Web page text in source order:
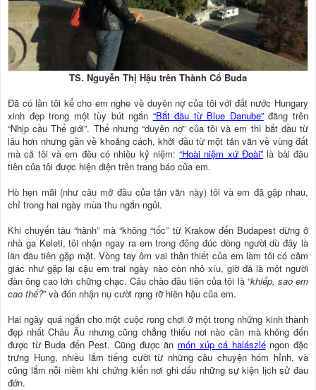
TS. Nguyễn Thị Hậu trên Thành Cổ Buda
Đã có lần tôi kể cho em nghe về duyên nợ của tôi với đất nước Hungary
xinh đẹp trong một tùy bút ngắn “Bắt đầu từ Blue Danube”đăng trên
“Nhịp cầu Thế giới”. Thế nhưng “duyên nợ” của tôi và em thì bắt đầu từ
lâu hơn nhưng gần về khoảng cách, khởi đầu từ một tản văn về vùng đất
mà cả tôi và em đều có nhiều kỷ niệm:“Hoài niệm xứ Đoài” là bài đầu
tiên của tôi được hiện diện trên trang báo của em.
Hò hẹn mãi (như câu mở đầu của tản văn này) tôi và em đã gặp nhau,
chỉ trong hai ngày mùa thu ngắn ngủi.
Khi chuyến tàu “hành” mà “không “tốc” từ Krakow đến Budapest dừng ở
nhà ga Keleti, tôi nhận ngay ra em trong đông đúc dòng người dù đây là
lần đầu tiên gặp mặt. Vòng tay ôm vai thân thiết của em làm tôi có cảm
giác như gặp lại cậu em trai ngày nào còn nhỏ xíu, giờ đã là một người
đàn ông cao lớn chững chạc. Câu chào đầu tiên của tôi là “khiếp, sao em
cao thế?” và đón nhận nụ cười rạng rỡ hiền hậu của em.
Hai ngày quá ngắn cho một cuộc rong chơi ở một trong những kinh thành
đẹp nhất Châu Âu nhưng cũng chẳng thiếu nơi nào cần mà không đến
được từ Buda đến Pest. Cũng được ăn món xúp cá halászléngon đặc
trưng Hung, nhiều lắm tiếng cười từ những câu chuyện hóm hỉnh, và
cũng lắm nỗi niềm khi chứng kiến nơi ghi dấu những sự kiện lịch sử đau
đớn.